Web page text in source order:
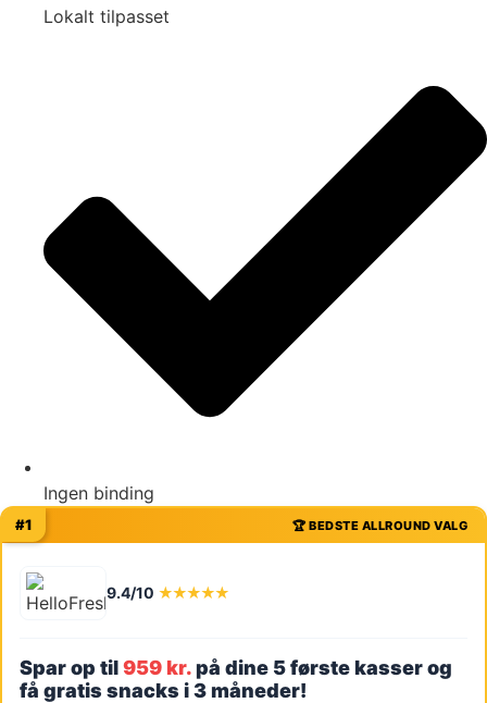
Lokalt tilpasset
Ingen binding
🏆 BEDSTE ALLROUND VALG
#1
9.4/10 ★★★★★
Spar op til959 kr.på dine 5 første kasser og
få gratis snacks i 3 måneder!